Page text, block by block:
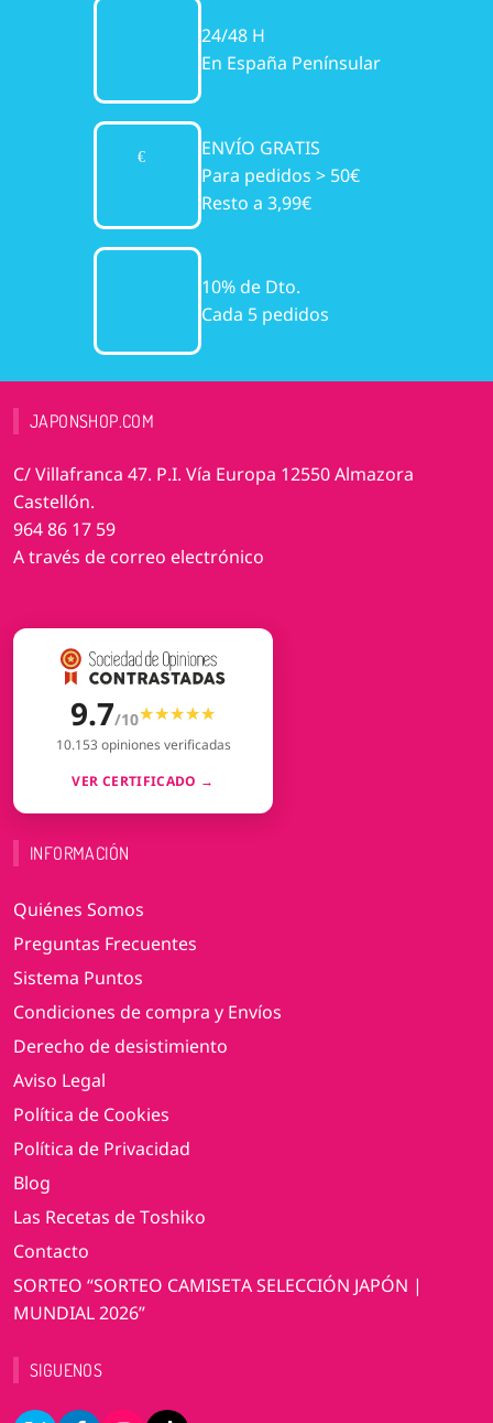
24/48 H
En España Penínsular
ENVÍO GRATIS
Para pedidos > 50€
Resto a 3,99€
10% de Dto.
Cada 5 pedidos
JAPONSHOP.COM
C/ Villafranca 47. P.I. Vía Europa 12550 Almazora
Castellón.
964 86 17 59
A través de correo electrónico
9.7/10★★★★★
★★★★★
10.153 opiniones verificadas
VER CERTIFICADO →
INFORMACIÓN
Quiénes Somos
Preguntas Frecuentes
Sistema Puntos
Condiciones de compra y Envíos
Derecho de desistimiento
Aviso Legal
Política de Cookies
Política de Privacidad
Blog
Las Recetas de Toshiko
Contacto
SORTEO “SORTEO CAMISETA SELECCIÓN JAPÓN |
MUNDIAL 2026”
SIGUENOS